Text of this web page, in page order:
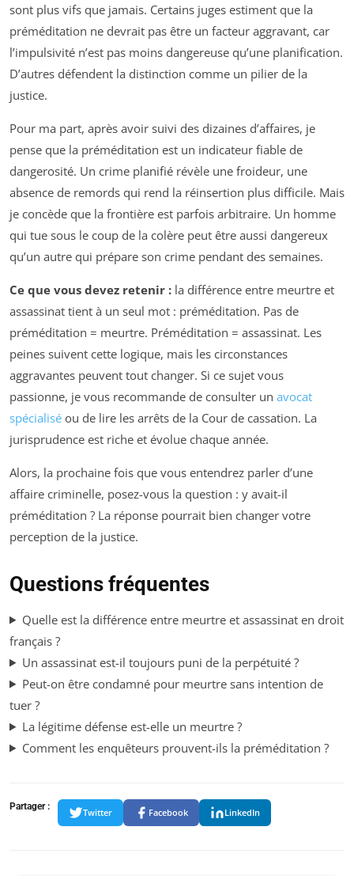
sont plus vifs que jamais. Certains juges estiment que la
préméditation ne devrait pas être un facteur aggravant, car
l’impulsivité n’est pas moins dangereuse qu’une planification.
D’autres défendent la distinction comme un pilier de la
justice.
Pour ma part, après avoir suivi des dizaines d’affaires, je
pense que la préméditation est un indicateur fiable de
dangerosité. Un crime planifié révèle une froideur, une
absence de remords qui rend la réinsertion plus difficile. Mais
je concède que la frontière est parfois arbitraire. Un homme
qui tue sous le coup de la colère peut être aussi dangereux
qu’un autre qui prépare son crime pendant des semaines.
Ce que vous devez retenir : la différence entre meurtre et
assassinat tient à un seul mot : préméditation. Pas de
préméditation = meurtre. Préméditation = assassinat. Les
peines suivent cette logique, mais les circonstances
aggravantes peuvent tout changer. Si ce sujet vous
passionne, je vous recommande de consulter un avocat
spécialisé ou de lire les arrêts de la Cour de cassation. La
jurisprudence est riche et évolue chaque année.
Alors, la prochaine fois que vous entendrez parler d’une
affaire criminelle, posez-vous la question : y avait-il
préméditation ? La réponse pourrait bien changer votre
perception de la justice.
Questions fréquentes
Quelle est la différence entre meurtre et assassinat en droit
français ?
Un assassinat est-il toujours puni de la perpétuité ?
Peut-on être condamné pour meurtre sans intention de
tuer ?
La légitime défense est-elle un meurtre ?
Comment les enquêteurs prouvent-ils la préméditation ?
Partager :
Twitter Facebook LinkedIn